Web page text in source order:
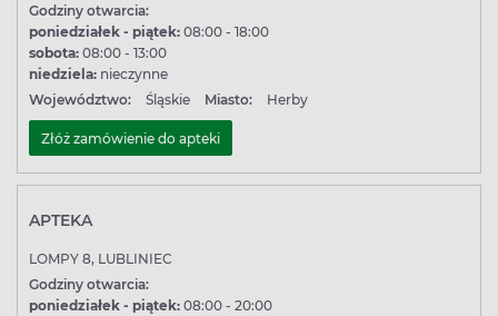
Godziny otwarcia:
poniedziałek - piątek: 08:00 - 18:00
sobota: 08:00 - 13:00
niedziela: nieczynne
Województwo:
Śląskie Miasto: Herby
Złóż zamówienie do apteki
APTEKA
LOMPY 8, LUBLINIEC
Godziny otwarcia:
poniedziałek - piątek: 08:00 - 20:00